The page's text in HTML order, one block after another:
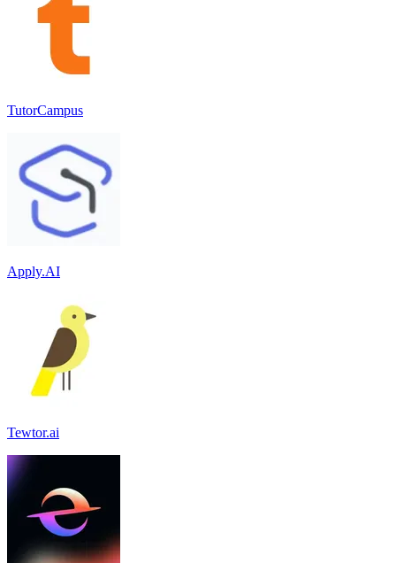
TutorCampus
Apply.AI
Tewtor.ai